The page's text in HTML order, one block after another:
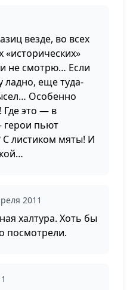
везде, во всех
не смотрю… Если
еще туда-
Особенно
это — в
герои пьют
С листиком мяты! И
2011
халтура. Хоть бы
посмотрели.